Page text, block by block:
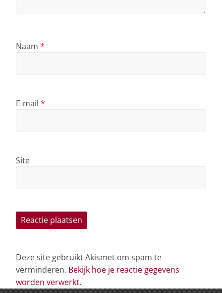
Naam *
E-mail *
Site
Deze site gebruikt Akismet om spam te
verminderen. Bekijk hoe je reactie gegevens
worden verwerkt.